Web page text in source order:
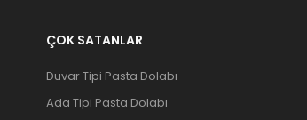
ÇOK SATANLAR
Duvar Tipi Pasta Dolabı
Ada Tipi Pasta Dolabı